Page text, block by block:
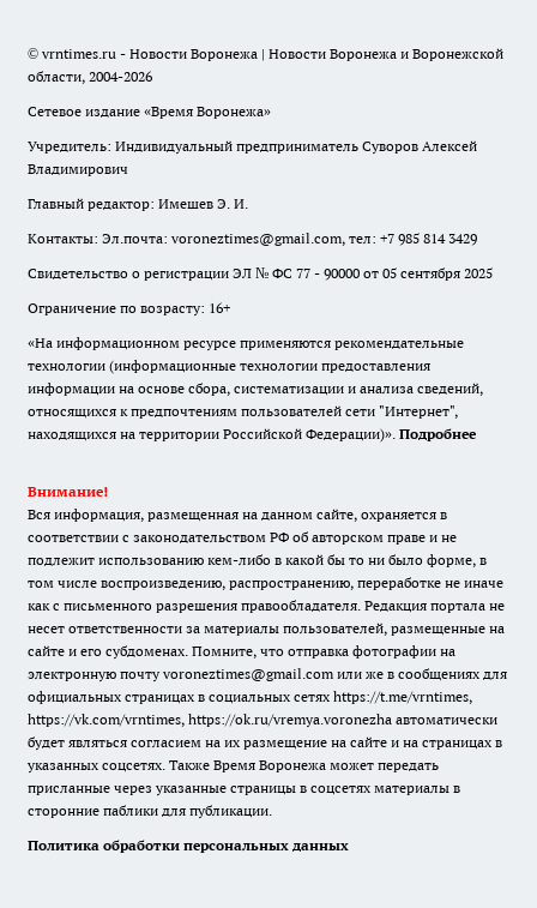
© vrntimes.ru - Новости Воронежа | Новости Воронежа и Воронежской
области, 2004-2026
Сетевое издание «Время Воронежа»
Учредитель: Индивидуальный предприниматель Суворов Алексей
Владимирович
Главный редактор: Имешев Э. И.
Контакты: Эл.почта: voroneztimes@gmail.com, тел: +7 985 814 3429
Свидетельство о регистрации ЭЛ № ФС 77 - 90000 от 05 сентября 2025
Ограничение по возрасту: 16+
«На информационном ресурсе применяются рекомендательные
технологии (информационные технологии предоставления
информации на основе сбора, систематизации и анализа сведений,
относящихся к предпочтениям пользователей сети "Интернет",
находящихся на территории Российской Федерации)». Подробнее
Внимание!
Вся информация, размещенная на данном сайте, охраняется в
соответствии с законодательством РФ об авторском праве и не
подлежит использованию кем-либо в какой бы то ни было форме, в
том числе воспроизведению, распространению, переработке не иначе
как с письменного разрешения правообладателя. Редакция портала не
несет ответственности за материалы пользователей, размещенные на
сайте и его субдоменах. Помните, что отправка фотографии на
электронную почту voroneztimes@gmail.com или же в сообщениях для
официальных страницах в социальных сетях https://t.me/vrntimes,
https://vk.com/vrntimes, https://ok.ru/vremya.voronezha автоматически
будет являться согласием на их размещение на сайте и на страницах в
указанных соцсетях. Также Время Воронежа может передать
присланные через указанные страницы в соцсетях материалы в
сторонние паблики для публикации.
Политика обработки персональных данных